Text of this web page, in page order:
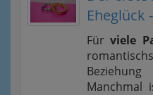
Eheglück
Fürviele
Manchmal